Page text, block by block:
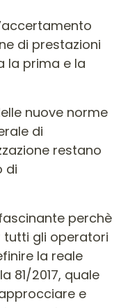
di prestazioni
la prima e la
nuove norme
di
restano
di
perchè
tutti gli operatori
la reale
81/2017, quale
e